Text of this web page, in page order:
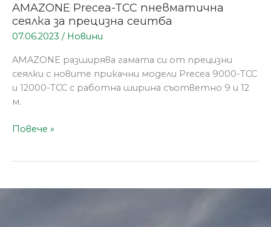
AMAZONE Precea-TCC пневматична
сеялка за прецизна сеитба
07.06.2023 / Новини
AMAZONE разширява гамата си от прецизни
сеялки с новите прикачни модели Precea 9000-TCC
и 12000-TCC с работна ширина съответно 9 и 12
м.
Повече »